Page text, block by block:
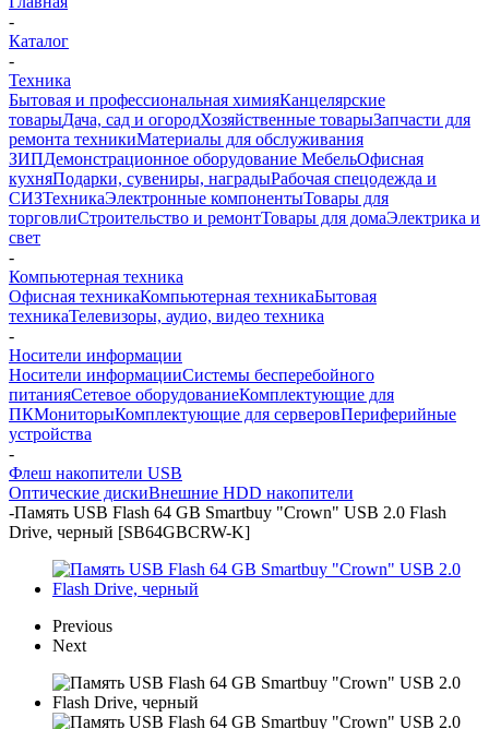
-
Каталог
-
Техника
Бытовая и профессиональная химияКанцелярские
товарыДача, сад и огородХозяйственные товарыЗапчасти для
ремонта техникиМатериалы для обслуживания
ЗИПДемонстрационное оборудование МебельОфисная
кухняПодарки, сувениры, наградыРабочая спецодежда и
СИЗТехникаЭлектронные компонентыТовары для
торговлиСтроительство и ремонтТовары для домаЭлектрика и
свет
-
Компьютерная техника
Офисная техникаКомпьютерная техникаБытовая
техникаТелевизоры, аудио, видео техника
-
Носители информации
Носители информацииСистемы бесперебойного
питанияСетевое оборудованиеКомплектующие для
ПКМониторыКомплектующие для серверовПериферийные
устройства
-
Флеш накопители USB
Оптические дискиВнешние HDD накопители
-Память USB Flash 64 GB Smartbuy "Crown" USB 2.0 Flash
Drive, черный [SB64GBCRW-K]
Previous
Next